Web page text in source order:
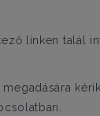
linken talál